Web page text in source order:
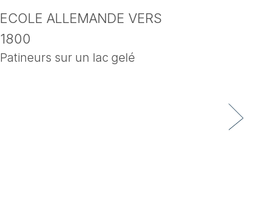
ECOLE ALLEMANDE VERS
1800
Patineurs sur un lac gelé